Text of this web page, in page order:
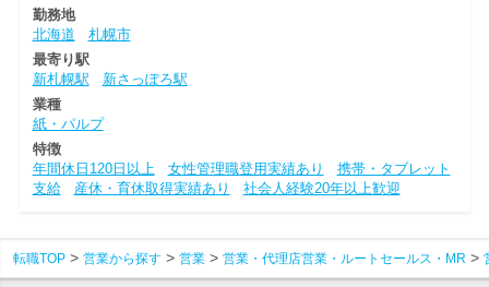
勤務地
北海道
札幌市
最寄り駅
新札幌駅
新さっぽろ駅
業種
紙・パルプ
特徴
年間休日120日以上
女性管理職登用実績あり
携帯・タブレット
支給
産休・育休取得実績あり 社会人経験20年以上歓迎
転職TOP 営業から探す 営業 営業・代理店営業・ルートセールス・MR